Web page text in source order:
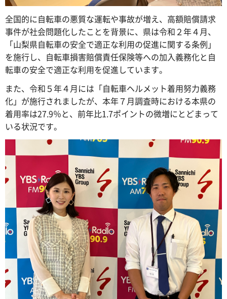
全国的に自転車の悪質な運転や事故が増え、高額賠償請求
事件が社会問題化したことを背景に、県は令和２年４月、
「山梨県自転車の安全で適正な利用の促進に関する条例」
を施行し、自転車損害賠償責任保険等への加入義務化と自
転車の安全で適正な利用を促進しています。
また、令和５年４月には「自転車ヘルメット着用努力義務
化」が施行されましたが、本年７月調査時における本県の
着用率は27.9％と、前年比1.7ポイントの微増にとどまって
いる状況です。